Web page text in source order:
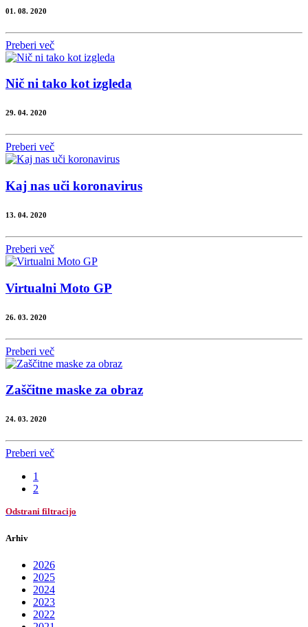
01. 08. 2020
Preberi več
Nič ni tako kot izgleda
29. 04. 2020
Preberi več
Kaj nas uči koronavirus
13. 04. 2020
Preberi več
Virtualni Moto GP
26. 03. 2020
Preberi več
Zaščitne maske za obraz
24. 03. 2020
Preberi več
1
2
Odstrani filtracijo
Arhiv
2026
2025
2024
2023
2022